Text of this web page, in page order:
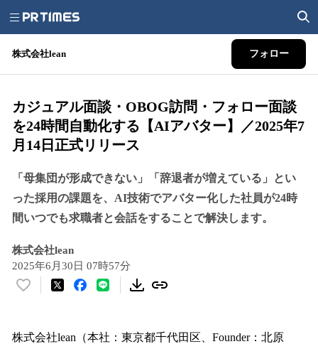
株式会社lean フォロー
カジュアル面談・OBOG訪問・フォロー面談
を24時間自動化する【AIアバター】／2025年7
月14日正式リリース
「母集団が形成できない」「辞退者が増えている」とい
った採用の課題を、AI技術でアバター化した社員が24時
間いつでも求職者と会話をすることで解決します。
株式会社lean
2025年6月30日 07時57分
い
！
株式会社lean（本社：東京都千代田区、Founder：北原